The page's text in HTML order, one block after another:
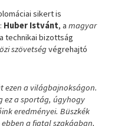
sikert is
Huber Istvánt, amagyar
technikai bizottság
szövetségvégrehajtó
ezen a világbajnokságon.
ez a sportág, úgyhogy
eredményei. Büszkék
a fiatal szakágban,